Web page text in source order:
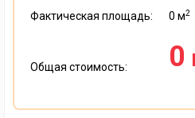
Фактическая площадь: 0 м2
Общая стоимость: 0